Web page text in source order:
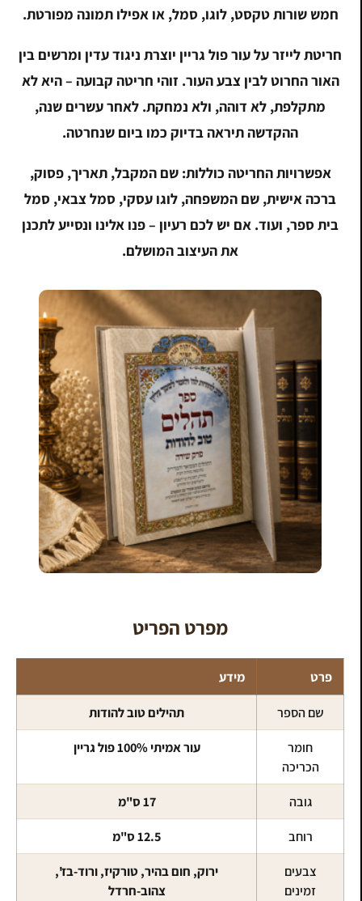
חמש שורות טקסט, לוגו, סמל, או אפילו תמונה מפורטת.
חריטת לייזר על עור פול גריין יוצרת ניגוד עדין ומרשים בין
האור החרוט לבין צבע העור. זוהי חריטה קבועה – היא לא
מתקלפת, לא דוהה, ולא נמחקת. לאחר עשרים שנה,
ההקדשה תיראה בדיוק כמו ביום שנחרטה.
אפשרויות החריטה כוללות: שם המקבל, תאריך, פסוק,
ברכה אישית, שם המשפחה, לוגו עסקי, סמל צבאי, סמל
בית ספר, ועוד. אם יש לכם רעיון – פנו אלינו ונסייע לתכנן
את העיצוב המושלם.
מפרט הפריט
פרט
מידע
שם הספר
תהילים טוב להודות
חומר
הכריכה
עור אמיתי 100% פול גריין
גובה
17 ס"מ
רוחב
12.5 ס"מ
צבעים
זמינים
ירוק, חום בהיר, טורקיז, ורוד-בז',
צהוב-חרדל